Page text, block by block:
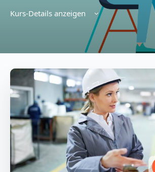
Kurs-Details anzeigen